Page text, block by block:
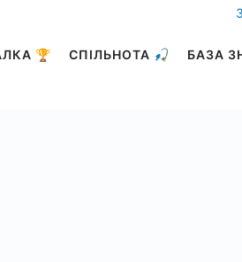
🏆 СПІЛЬНОТА 🎣 БАЗА